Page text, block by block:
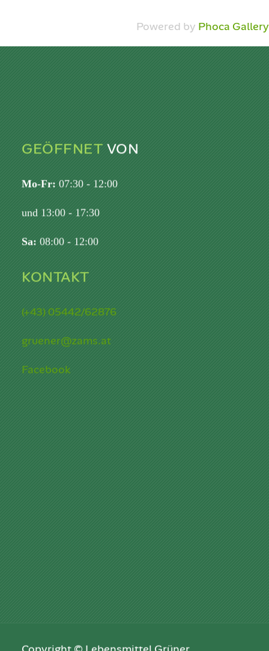
Powered by Phoca Gallery
GEÖFFNET VON
Mo-Fr: 07:30 - 12:00
und 13:00 - 17:30
Sa: 08:00 - 12:00
KONTAKT
(+43) 05442/62876
gruener@zams.at
Facebook